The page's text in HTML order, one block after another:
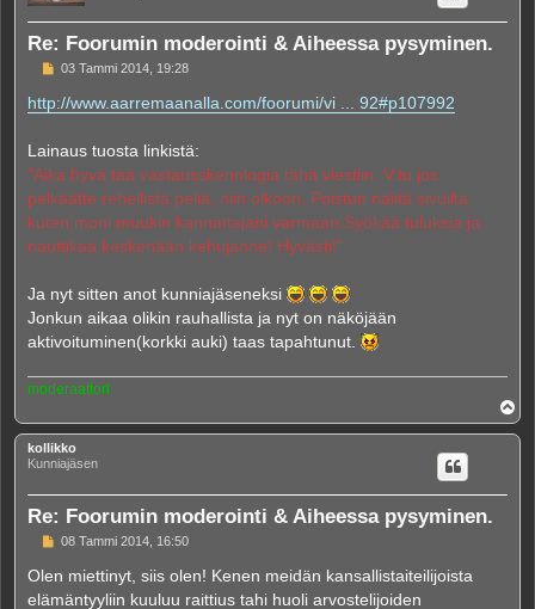
Re: Foorumin moderointi & Aiheessa pysyminen.
V
e
s
03 Tammi 2014, 19:28
http://www.aarremaanalla.com/foorumi/vi ... 92#p107992
Lainaus tuosta linkistä:
"Aika hyvä tää vastausskenologia tähä viestiin. V:tu jos
pelkäätte rehellistä peliä, niin olkoon. Poistun näiltä sivuilta
kuten moni muukin kannattajani varmaan.Syökää tuluksia ja
nauttikaa keskenään kehujanne! Hyvästi!"
Ja nyt sitten anot kunniajäseneksi
Jonkun aikaa olikin rauhallista ja nyt on näköjään
aktivoituminen(korkki auki) taas tapahtunut.
moderaattori
l
ö
kollikko
Kunniajäsen
Re: Foorumin moderointi & Aiheessa pysyminen.
V
e
s
t
08 Tammi 2014, 16:50
Olen miettinyt, siis olen! Kenen meidän kansallistaiteilijoista
elämäntyyliin kuuluu raittius tahi huoli arvostelijoiden